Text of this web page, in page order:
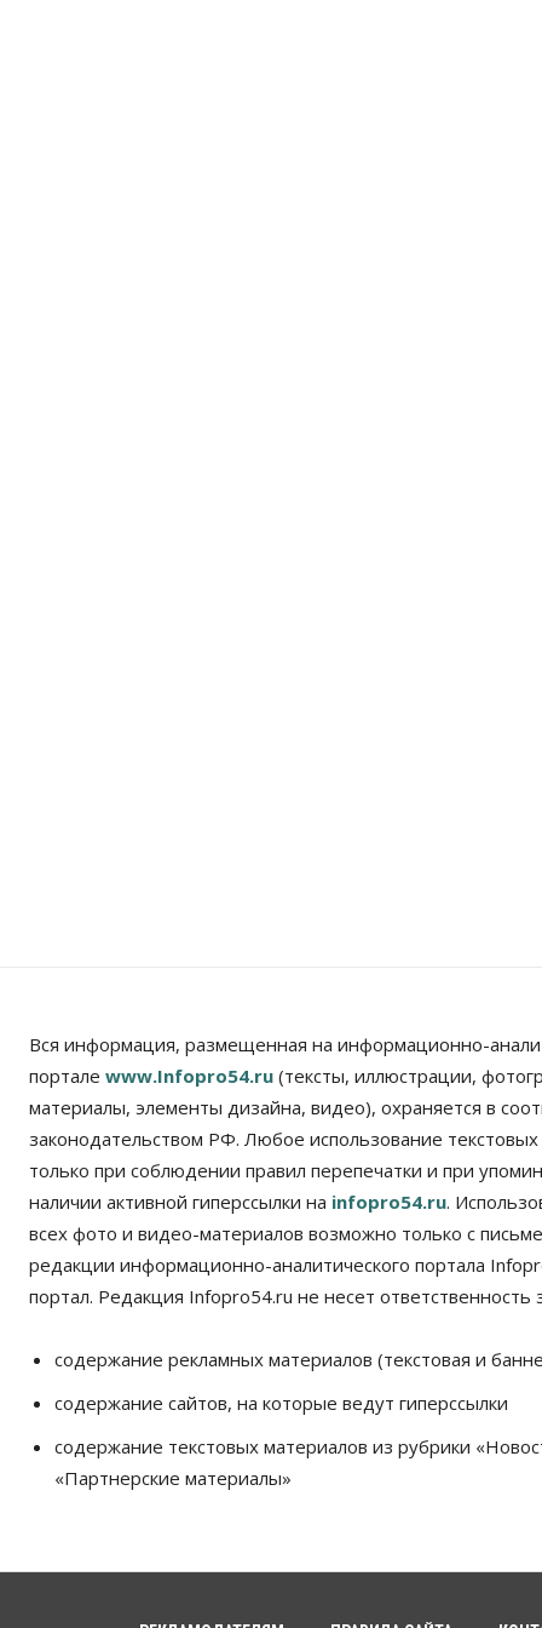
Вся информация, размещенная на информационно-
портале www.Infopro54.ru (тексты, иллюстрации,
материалы, элементы дизайна, видео), охраняется в
законодательством РФ. Любое использование текстовых
только при соблюдении правил перепечатки и при
наличии активной гиперссылки на infopro54.ru.
всех фото и видео-материалов возможно только с
редакции информационно-аналитического портала
портал. Редакция Infopro54.ru не несет ответственность
содержание рекламных материалов (текстовая и
содержание сайтов, на которые ведут гиперссылки
содержание текстовых материалов из рубрики
«Партнерские материалы»